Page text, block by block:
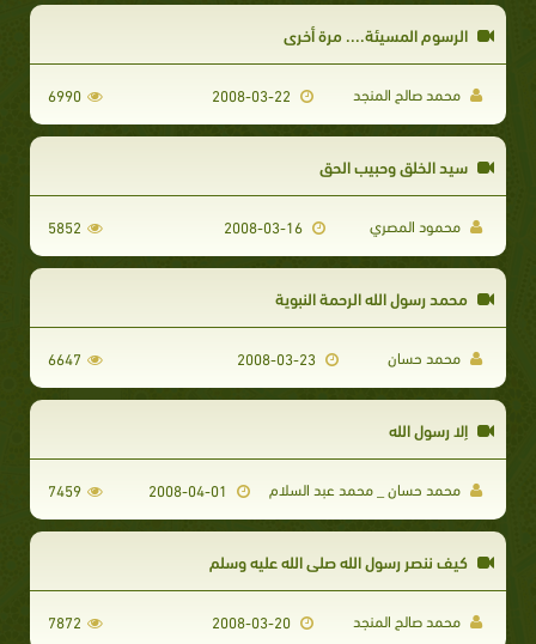
الرسوم المسيئة.... مرة أخرى
محمد صالح المنجد 6990
سيد الخلق وحبيب الحق
محمود المصري 5852
محمد رسول الله الرحمة النبوية
محمد حسان 6647
إلا رسول الله
محمد حسان _ محمد عبد السلام 7459
كيف ننصر رسول الله صلى الله عليه وسلم
محمد صالح المنجد 2008-03-20
7872